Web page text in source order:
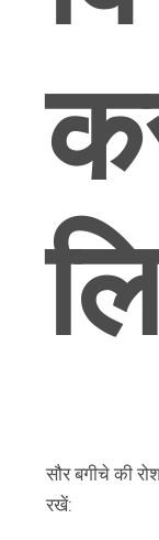
सौर बगीचे की
रखें: